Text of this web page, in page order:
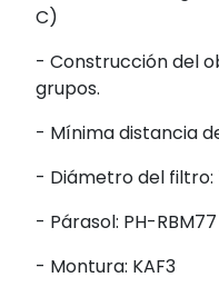
C)
- Construcción del
grupos.
- Mínima distancia
- Diámetro del filtro:
- Párasol: PH-RBM77
- Montura: KAF3